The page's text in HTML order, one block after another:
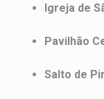
Igreja de
Pavilhão
Salto de